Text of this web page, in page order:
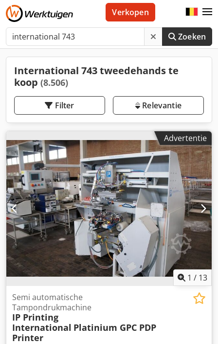
Zoeken
Verkopen
International 743 tweedehands te
koop (8.506)
Filter Relevantie
Advertentie
1 / 13
Semi automatische
Tampondrukmachine
IP Printing
International Platinium GPC PDP
Printer